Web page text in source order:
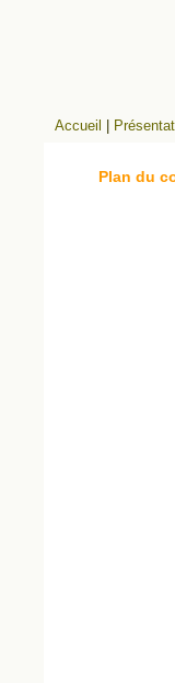
Accueil
Plan du